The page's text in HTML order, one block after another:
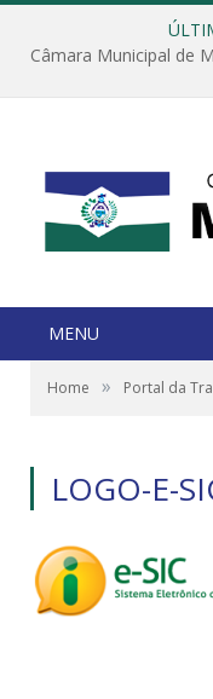
MENU
Home » Portal da
LOGO-E-